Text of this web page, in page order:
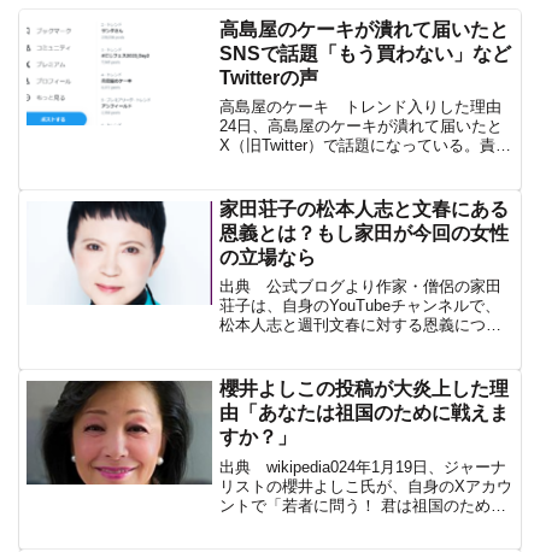
高島屋のケーキが潰れて届いたと
SNSで話題「もう買わない」など
Twitterの声
高島屋のケーキ トレンド入りした理由
24日、高島屋のケーキが潰れて届いたと
X（旧Twitter）で話題になっている。責任
が壊れていた場合の責任は、原則とし
て、配送業者が...
家田荘子の松本人志と文春にある
恩義とは？もし家田が今回の女性
の立場なら
出典 公式ブログより作家・僧侶の家田
荘子は、自身のYouTubeチャンネルで、
松本人志と週刊文春に対する恩義につい
する取材を行っていたが、どこもテレビ
番組も扱ってくれな...
櫻井よしこの投稿が大炎上した理
由「あなたは祖国のために戦えま
すか？」
出典 wikipedia024年1月19日、ジャーナ
リストの櫻井よしこ氏が、自身のXアカウ
ントで「若者に問う！ 君は祖国のために